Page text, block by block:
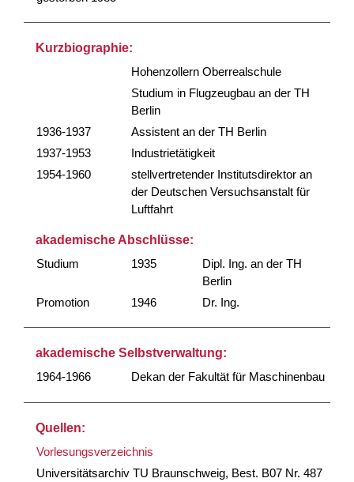
Kurzbiographie:
Hohenzollern Oberrealschule
Studium in Flugzeugbau an der TH
Berlin
1936-1937
Assistent an der TH Berlin
1937-1953
Industrietätigkeit
1954-1960
stellvertretender Institutsdirektor an
der Deutschen Versuchsanstalt für
Luftfahrt
akademische Abschlüsse:
Studium
1935
Dipl. Ing. an der TH
Berlin
Promotion
1946 Dr. Ing.
akademische Selbstverwaltung:
1964-1966
Dekan der Fakultät für Maschinenbau
Quellen:
Vorlesungsverzeichnis
Universitätsarchiv TU Braunschweig, Best. B07 Nr. 487